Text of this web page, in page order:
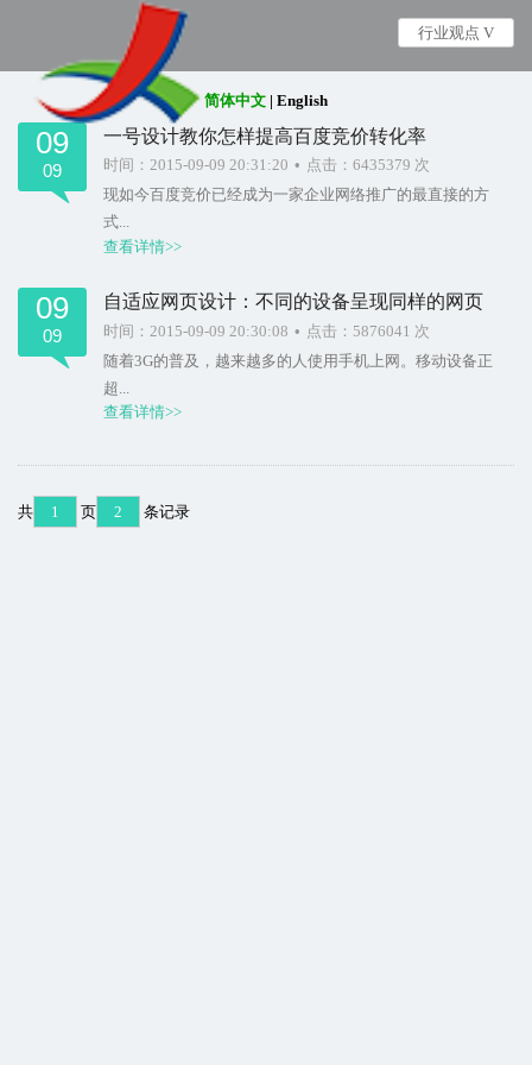
一号设计教你怎样提高百度竞价转化率
时间：2015-09-09 20:31:20 • 点击：6435379 次
现如今百度竞价已经成为一家企业网络推广的最直接的方
式...
查看详情>>
09
09
自适应网页设计：不同的设备呈现同样的网页
时间：2015-09-09 20:30:08 • 点击：5876041 次
随着3G的普及，越来越多的人使用手机上网。移动设备正
超...
查看详情>>
09
09
共 1 页 2 条记录
行业观点 V
简体中文 | English